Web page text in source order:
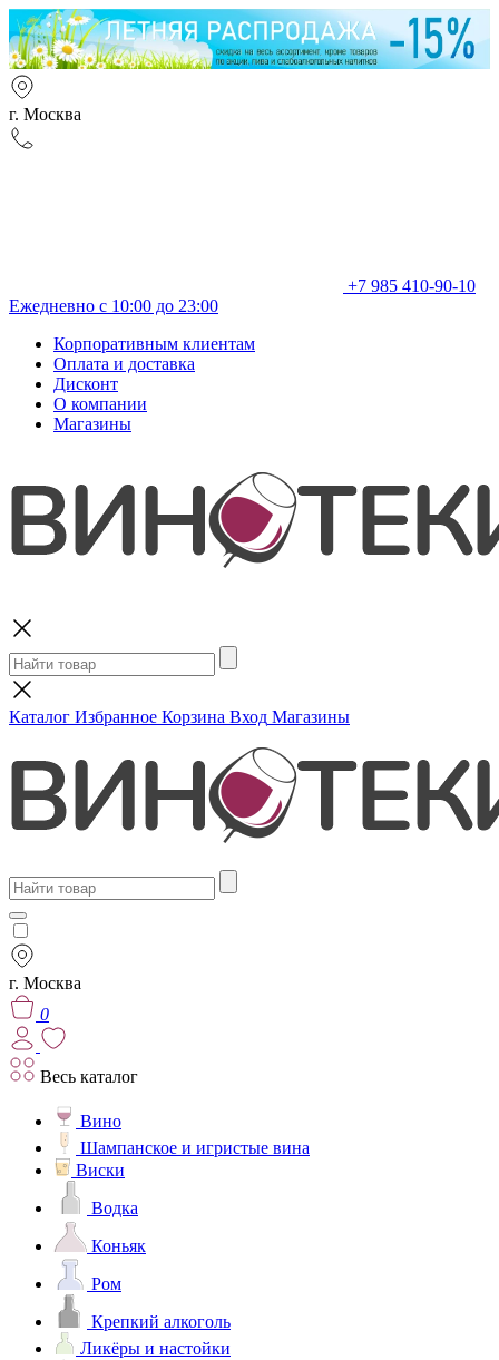
г. Москва
+7 985 410-90-10
Ежедневно с 10:00 до 23:00
Корпоративным клиентам
Оплата и доставка
Дисконт
О компании
Магазины
Каталог Избранное Корзина Вход Магазины
г. Москва
0
Весь каталог
Вино
Шампанское и игристые вина
Виски
Водка
Коньяк
Ром
Крепкий алкоголь
Ликёры и настойки